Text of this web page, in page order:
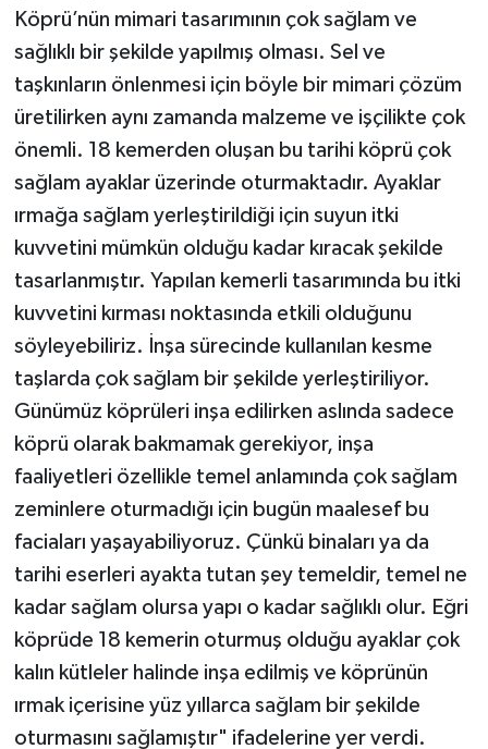
Köprü’nün mimari tasarımının çok sağlam ve
sağlıklı bir şekilde yapılmış olması. Sel ve
taşkınların önlenmesi için böyle bir mimari çözüm
üretilirken aynı zamanda malzeme ve işçilikte çok
önemli. 18 kemerden oluşan bu tarihi köprü çok
sağlam ayaklar üzerinde oturmaktadır. Ayaklar
ırmağa sağlam yerleştirildiği için suyun itki
kuvvetini mümkün olduğu kadar kıracak şekilde
tasarlanmıştır. Yapılan kemerli tasarımında bu itki
kuvvetini kırması noktasında etkili olduğunu
söyleyebiliriz. İnşa sürecinde kullanılan kesme
taşlarda çok sağlam bir şekilde yerleştiriliyor.
Günümüz köprüleri inşa edilirken aslında sadece
köprü olarak bakmamak gerekiyor, inşa
faaliyetleri özellikle temel anlamında çok sağlam
zeminlere oturmadığı için bugün maalesef bu
faciaları yaşayabiliyoruz. Çünkü binaları ya da
tarihi eserleri ayakta tutan şey temeldir, temel ne
kadar sağlam olursa yapı o kadar sağlıklı olur. Eğri
köprüde 18 kemerin oturmuş olduğu ayaklar çok
kalın kütleler halinde inşa edilmiş ve köprünün
ırmak içerisine yüz yıllarca sağlam bir şekilde
oturmasını sağlamıştır" ifadelerine yer verdi.